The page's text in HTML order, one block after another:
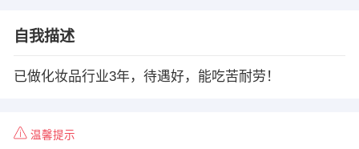
自我描述
已做化妆品行业3年，待遇好，能吃苦耐劳！
温馨提示